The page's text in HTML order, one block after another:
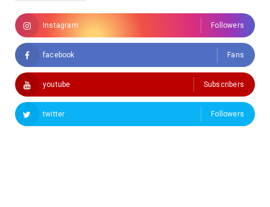
Instagram Followers
facebook Fans
youtube Subscribers
twitter Followers